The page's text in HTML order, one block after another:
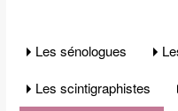
Les sénologues
Les scintigraphistes